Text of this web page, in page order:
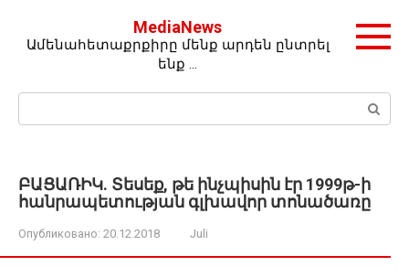
контенту
MediaNews
Ամենահետաքրքիրը մենք արդեն ընտրել
ենք …
Поиск:
ԲԱՑԱՌԻԿ. Տեսեք, թե ինչպիսին էր 1999թ-ի
հանրապետության գլխավոր տոնածառը
Опубликовано: 20.12.2018 Juli